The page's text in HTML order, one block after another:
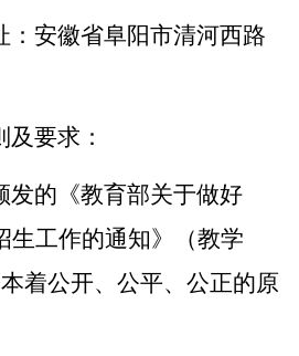
：安徽省阜阳市清河西路
要求：
发的《教育部关于做好
生工作的通知》（教学
本着公开、公平、公正的原